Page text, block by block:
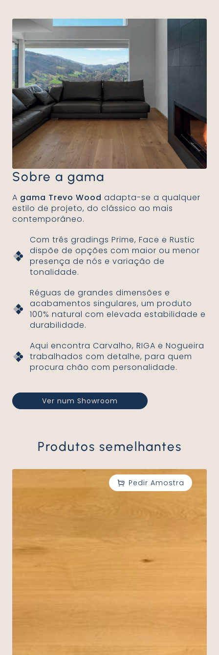
Sobre a gama
gama Trevo Wood adapta-se a qualquer
estilo de projeto, do clássico ao mais
contemporâneo.
Com três gradings Prime, Face e Rustic
dispõe de opções com maior ou menor
presença de nós e variação de
tonalidade.
Réguas de grandes dimensões e
acabamentos singulares, um produto
100% natural com elevada estabilidade e
durabilidade.
Aqui encontra Carvalho, RIGA e Nogueira
trabalhados com detalhe, para quem
procura chão com personalidade.
Ver num Showroom
Produtos semelhantes